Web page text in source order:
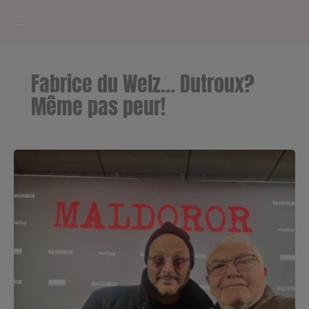
RADIOPLAYER
Cultur'Ciné - Jean Meurice
Fabrice du Welz… Dutroux?
Même pas peur!